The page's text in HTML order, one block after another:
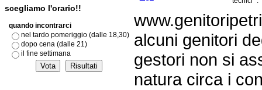
scegliamo l'orario!!
quando incontrarci
nel tardo pomeriggio (dalle 18,30)
dopo cena (dalle 21)
il fine settimana
alcuni genitori
gestori non si
natura circa i